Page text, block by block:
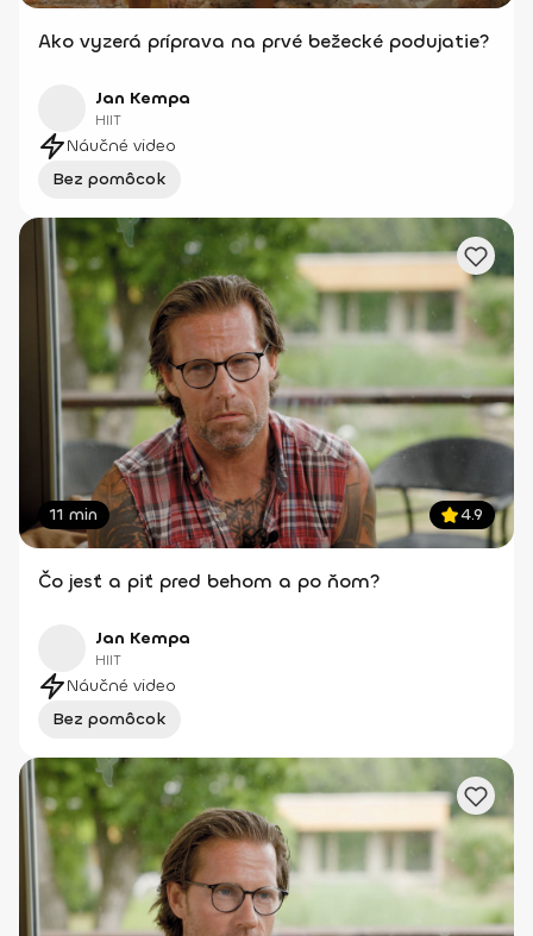
Ako vyzerá príprava na prvé bežecké podujatie?
Jan Kempa
HIIT
Náučné video
Bez pomôcok
11 min 4.9
Čo jesť a piť pred behom a po ňom?
Jan Kempa
HIIT
Náučné video
Bez pomôcok